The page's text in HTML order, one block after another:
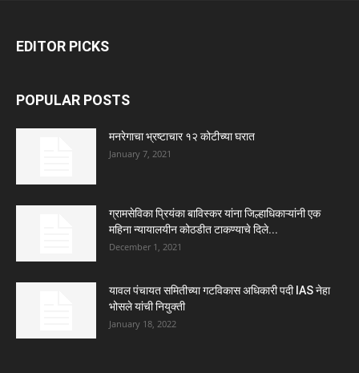
EDITOR PICKS
POPULAR POSTS
मनरेगाचा भ्रष्टाचार १२ कोटीच्या घरात
January 7, 2021
ग्रामसेविका प्रियंका बाविस्कर यांना जिल्हाधिकाऱ्यांनी एक
महिना न्यायालयीन कोठडीत टाकण्याचे दिले...
December 1, 2021
यावल पंचायत समितीच्या गटविकास अधिकारी पदी IAS नेहा
भोसले यांची नियुक्ती
January 18, 2022